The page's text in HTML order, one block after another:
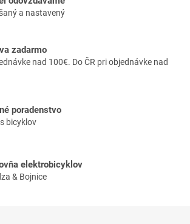
a nastavený
zadarmo
nad 100€. Do ČR pri objednávke nad
poradenstvo
bicyklov
elektrobicyklov
& Bojnice